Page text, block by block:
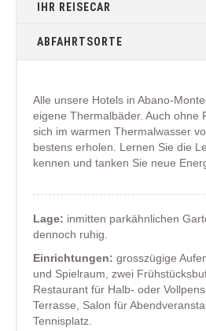
IHR REISECAR
ABFAHRTSORTE
Alle unsere Hotels in Abano-
eigene Thermalbäder. Auch ohne
sich im warmen Thermalwasser
bestens erholen. Lernen Sie die
kennen und tanken Sie neue
Lage: inmitten parkähnlichen
dennoch ruhig.
Einrichtungen: grosszügige
und Spielraum, zwei
Restaurant für Halb- oder
Terrasse, Salon für
Tennisplatz.